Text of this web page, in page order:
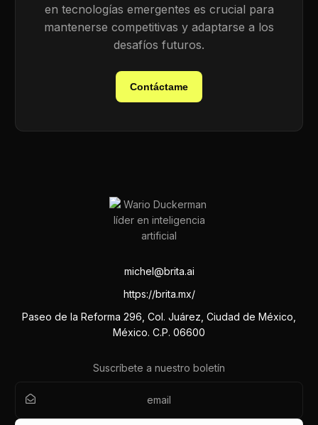
en tecnologías emergentes es crucial para
mantenerse competitivas y adaptarse a los
desafíos futuros.
Contáctame
michel@brita.ai
https://brita.mx/
Paseo de la Reforma 296, Col. Juárez, Ciudad de México,
México. C.P. 06600
Suscríbete a nuestro boletín